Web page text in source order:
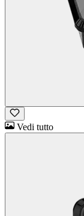
Vedi tutto